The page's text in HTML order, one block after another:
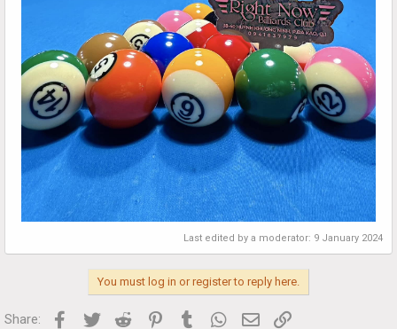
Last edited by a moderator: 9 January 2024
You must log in or register to reply here.
Share: Facebook
Twitter Reddit PinterestTumblr WhatsApp
Email